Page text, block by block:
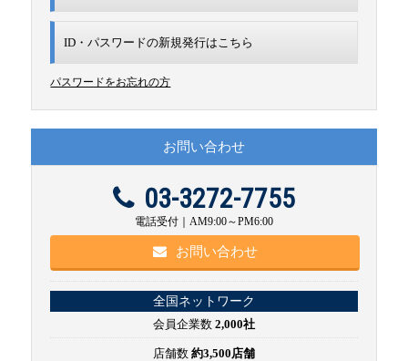
ID・パスワードの新規発行は こちら
パスワードをお忘れの方
お問い合わせ
03-3272-7755
電話受付｜AM9:00～PM6:00
お問い合わせ
全国ネットワーク
会員企業数 2,000社
店舗数 約3,500店舗